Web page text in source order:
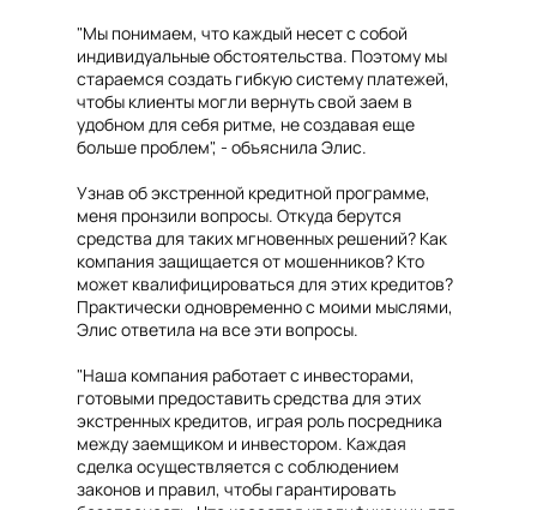
"Мы понимаем, что каждый несет с собой
индивидуальные обстоятельства. Поэтому мы
стараемся создать гибкую систему платежей,
чтобы клиенты могли вернуть свой заем в
удобном для себя ритме, не создавая еще
больше проблем", - объяснила Элис.
Узнав об экстренной кредитной программе,
меня пронзили вопросы. Откуда берутся
средства для таких мгновенных решений? Как
компания защищается от мошенников? Кто
может квалифицироваться для этих кредитов?
Практически одновременно с моими мыслями,
Элис ответила на все эти вопросы.
"Наша компания работает с инвесторами,
готовыми предоставить средства для этих
экстренных кредитов, играя роль посредника
между заемщиком и инвестором. Каждая
сделка осуществляется с соблюдением
законов и правил, чтобы гарантировать